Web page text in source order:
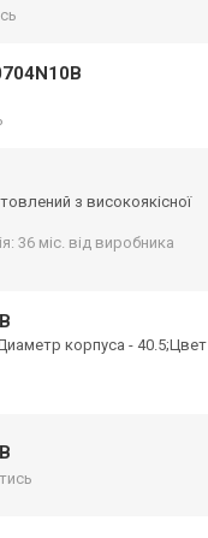
з високоякісної
36 міс. від виробника
корпуса - 40.5;Цвет